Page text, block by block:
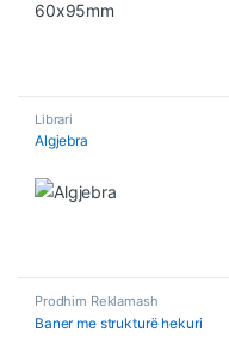
Librari
Algjebra
Prodhim Reklamash
Baner me strukturë hekuri